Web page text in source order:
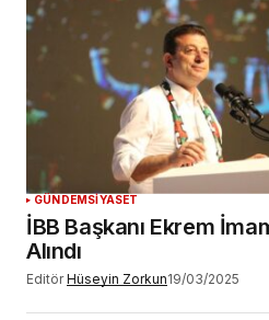
GÜNDEMSİYASET
İBB Başkanı Ekrem
Alındı
Editör Hüseyin Zorkun19/03/2025